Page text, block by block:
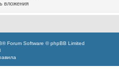
вложения
® Forum Software © phpBB Limited